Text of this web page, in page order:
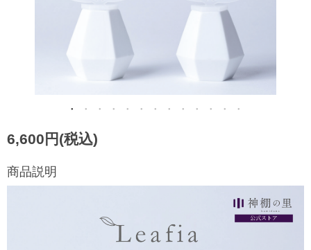
6,600円(税込)
商品説明